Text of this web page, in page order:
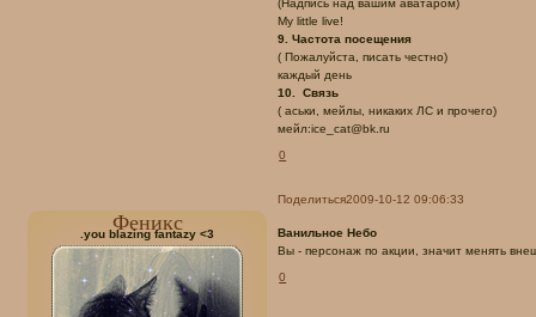
(Надпись над вашим аватаром)
My little live!
9. Частота посещения
( Пожалуйста, писать честно)
каждый день
10. Связь
( аськи, мейлы, никаких ЛС и прочего)
мейл:ice_cat@bk.ru
0
Поделиться2009-10-12 09:06:33
Феникс
.you blazing fantazy <3
Ванильное Небо
Вы - персонаж по акции, значит менять
0